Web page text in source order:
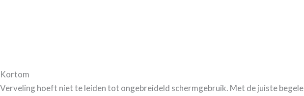
Kortom
Verveling hoeft niet te leiden tot ongebreideld schermgebruik. Met de juiste